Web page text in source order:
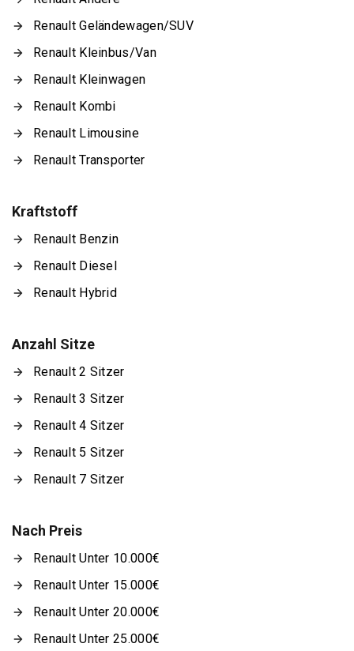
Renault Geländewagen/SUV
Renault Kleinbus/Van
Renault Kleinwagen
Renault Kombi
Renault Limousine
Renault Transporter
Kraftstoff
Renault Benzin
Renault Diesel
Renault Hybrid
Anzahl Sitze
Renault 2 Sitzer
Renault 3 Sitzer
Renault 4 Sitzer
Renault 5 Sitzer
Renault 7 Sitzer
Nach Preis
Renault Unter 10.000€
Renault Unter 15.000€
Renault Unter 20.000€
Renault Unter 25.000€